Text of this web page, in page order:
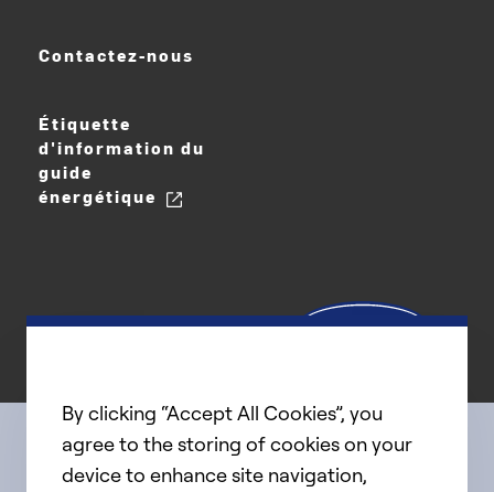
Contactez-nous
Étiquette
d'information du
guide
énergétique
Connect with us
By clicking “Accept All Cookies”, you
agree to the storing of cookies on your
device to enhance site navigation,